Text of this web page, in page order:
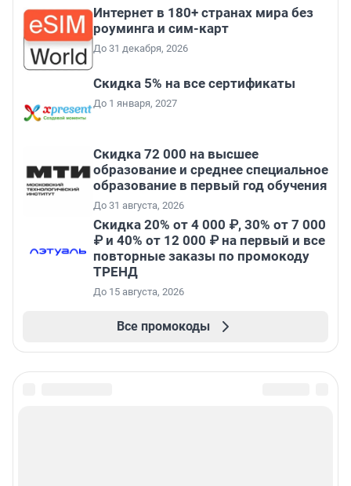
Интернет в 180+ странах мира без
роуминга и сим-карт
До 31 декабря, 2026
Скидка 5% на все сертификаты
До 1 января, 2027
Скидка 72 000 на высшее
образование и среднее специальное
образование в первый год обучения
До 31 августа, 2026
Скидка 20% от 4 000 ₽, 30% от 7 000
₽ и 40% от 12 000 ₽ на первый и все
повторные заказы по промокоду
ТРЕНД
До 15 августа, 2026
Все промокоды